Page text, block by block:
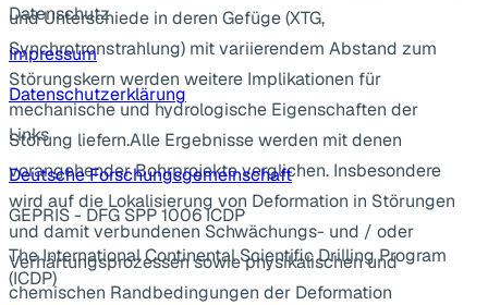
und Unterschiede in deren Gefüge (XTG,
Synchrotronstrahlung) mit variierendem Abstand zum
Störungskern werden weitere Implikationen für
mechanische und hydrologische Eigenschaften der
Störung liefern.Alle Ergebnisse werden mit denen
vorangehender Bohrprojekte verglichen. Insbesondere
wird auf die Lokalisierung von Deformation in Störungen
und damit verbundenen Schwächungs- und / oder
Verhärtungsprozessen sowie physikalischen und
chemischen Randbedingungen der Deformation
Datenschutz
Impressum
Datenschutzerklärung
Links
Deutsche Forschungsgemeinschaft
GEPRIS - DFG SPP 1006 ICDP
The International Continental Scientific Drilling Program
(ICDP)